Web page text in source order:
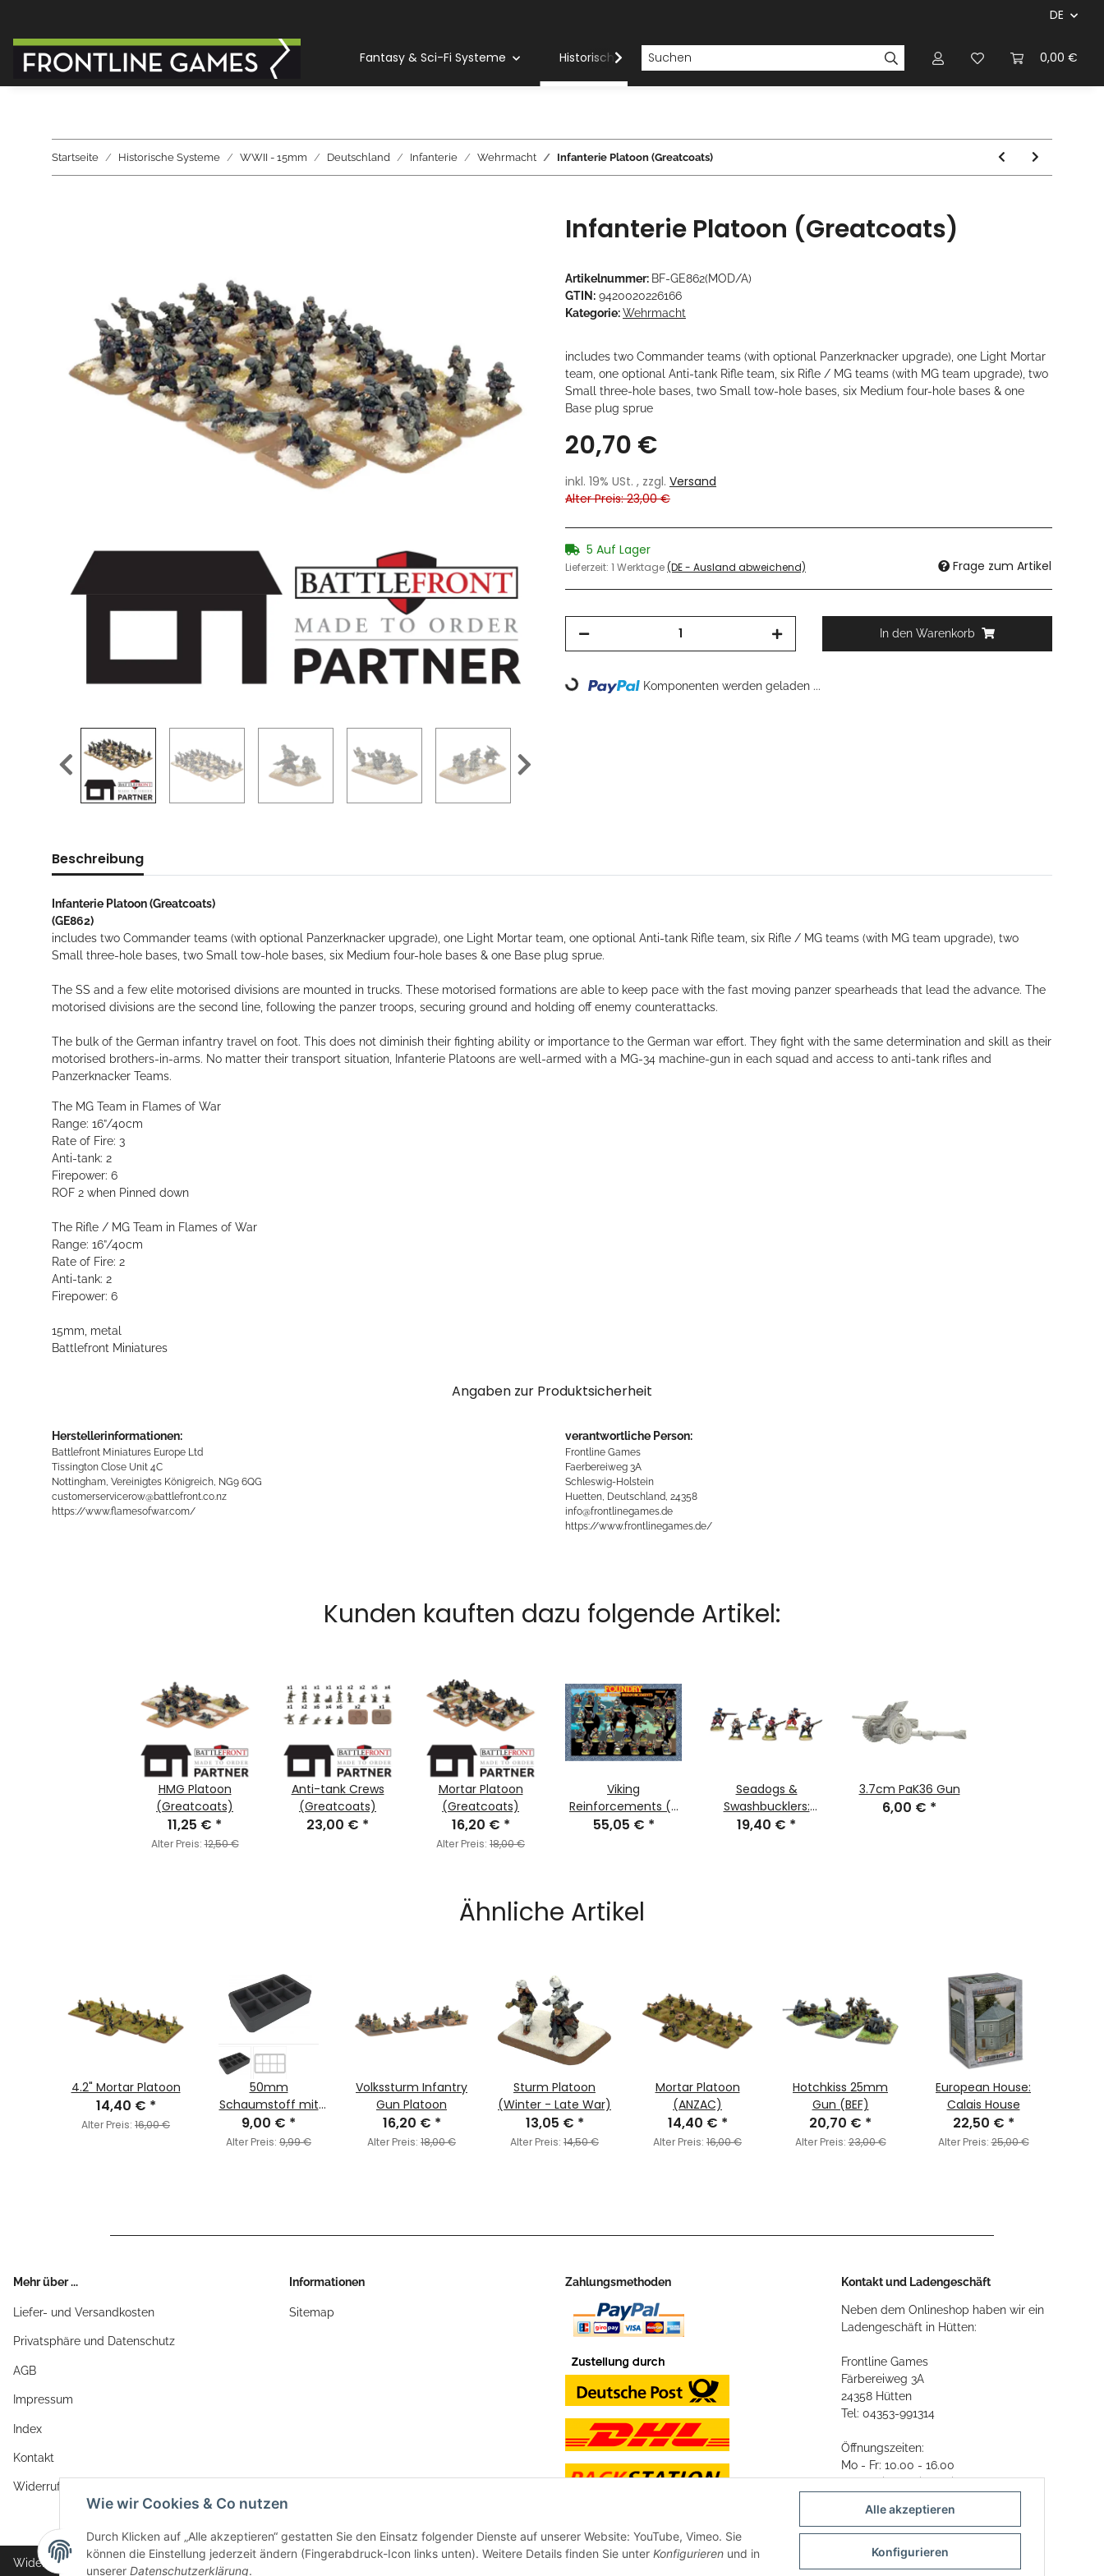
DE
0,00 €
Fantasy & Sci-Fi Systeme Historische Systeme Regelbücher Magazinen &
Startseite Historische Systeme WWII - 15mm Deutschland Infanterie Wehrmacht Infanterie Platoon (Greatcoats)
Infanterie Platoon (Greatcoats)
Artikelnummer: BF-GE862(MOD/A)
GTIN: 9420020226166
Kategorie:Wehrmacht
includes two Commander teams (with optional Panzerknacker upgrade), one Light Mortar
team, one optional Anti-tank Rifle team, six Rifle / MG teams (with MG team upgrade), two
Small three-hole bases, two Small tow-hole bases, six Medium four-hole bases & one
Base plug sprue
20,70 €
inkl. 19% USt. , zzgl. Versand
Alter Preis: 23,00 €
5 Auf Lager
Lieferzeit: 1 Werktage(DE - Ausland abweichend) Frage zum Artikel
In den Warenkorb
Loading... Komponenten werden geladen ...
Beschreibung
Infanterie Platoon (Greatcoats)
(GE862)
includes two Commander teams (with optional Panzerknacker upgrade), one Light Mortar team, one optional Anti-tank Rifle team, six Rifle / MG teams (with MG team upgrade), two
Small three-hole bases, two Small tow-hole bases, six Medium four-hole bases & one Base plug sprue.
The SS and a few elite motorised divisions are mounted in trucks. These motorised formations are able to keep pace with the fast moving panzer spearheads that lead the advance. The
motorised divisions are the second line, following the panzer troops, securing ground and holding off enemy counterattacks.
The bulk of the German infantry travel on foot. This does not diminish their fighting ability or importance to the German war effort. They fight with the same determination and skill as their
motorised brothers-in-arms. No matter their transport situation, Infanterie Platoons are well-armed with a MG-34 machine-gun in each squad and access to anti-tank rifles and
Panzerknacker Teams.
The MG Team in Flames of War
Range: 16”/40cm
Rate of Fire: 3
Anti-tank: 2
Firepower: 6
ROF 2 when Pinned down
The Rifle / MG Team in Flames of War
Range: 16”/40cm
Rate of Fire: 2
Anti-tank: 2
Firepower: 6
15mm, metal
Battlefront Miniatures
Angaben zur Produktsicherheit
Herstellerinformationen:
Battlefront Miniatures Europe Ltd
Tissington Close Unit 4C
Nottingham, Vereinigtes Königreich, NG9 6QG
customerservicerow@battlefront.co.nz
https://www.flamesofwar.com/
verantwortliche Person:
Frontline Games
Faerbereiweg 3A
Schleswig-Holstein
Huetten, Deutschland, 24358
info@frontlinegames.de
https://www.frontlinegames.de/
Kunden kauften dazu folgende Artikel:
HMG Platoon
(Greatcoats)
11,25 € *
Alter Preis:12,50 €
Anti-tank Crews
(Greatcoats)
23,00 € *
Mortar Platoon
(Greatcoats)
16,20 € *
Alter Preis: 18,00 €
Viking
Reinforcements (3
points) Suitable for
55,05 € *
Seadogs &
Swashbucklers:
Black Powder
19,40 € *
3.7cm PaK36 Gun
6,00 € *
Ähnliche Artikel
4.2" Mortar Platoon
14,40 € *
Alter Preis: 16,00 €
50mm
Schaumstoff mit
Boden - 8 Large
FOW Bases
9,00 € *
Alter Preis: 9,99 €
Volkssturm Infantry
Gun Platoon
16,20 € *
Alter Preis: 18,00 €
Sturm Platoon
(Winter - Late War)
13,05 € *
Alter Preis: 14,50 €
Mortar Platoon
(ANZAC)
14,40 € *
Alter Preis: 16,00 €
Hotchkiss 25mm
Gun (BEF)
20,70 € *
Alter Preis:23,00 €
European House:
Calais House
22,50 € *
Alter Preis:25,00 €
Mehr über ...
Liefer- und Versandkosten
Privatsphäre und Datenschutz
AGB
Impressum
Index
Kontakt
Widerrufsrecht
Informationen
Sitemap
Zahlungsmethoden Kontakt und Ladengeschäft
Neben dem Onlineshop haben wir ein
Ladengeschäft in Hütten:
Frontline Games
Färbereiweg 3A
24358 Hütten
Tel: 04353-991314
Öffnungszeiten:
Mo - Fr: 10.00 - 16.00
Oder mit Terminvereinbarung
E-Mail:info@frontlinegames.de
Widerrufsbutton
Wie wir Cookies & Co nutzen
Durch Klicken auf „Alle akzeptieren“ gestatten Sie den Einsatz folgender Dienste auf unserer Website: YouTube, Vimeo. Sie
können die Einstellung jederzeit ändern (Fingerabdruck-Icon links unten). Weitere Details finden Sie unter Konfigurieren und in
unserer Datenschutzerklärung.
Alle akzeptieren
Konfigurieren